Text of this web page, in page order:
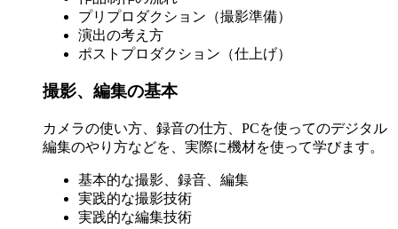
プリプロダクション（撮影準備）
演出の考え方
ポストプロダクション（仕上げ）
撮影、編集の基本
カメラの使い方、録音の仕方、PCを使ってのデジタル
編集のやり方などを、実際に機材を使って学びます。
基本的な撮影、録音、編集
実践的な撮影技術
実践的な編集技術